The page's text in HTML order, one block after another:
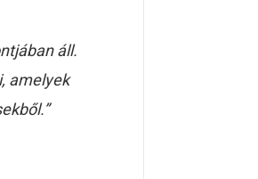
áll.
amelyek